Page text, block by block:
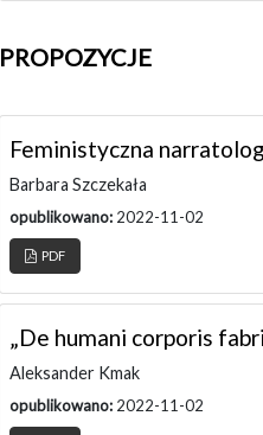
PROPOZYCJE
Feministyczna
Barbara Szczekała
opublikowano:2022-11-02
PDF
„De humani corporis
Aleksander Kmak
opublikowano:2022-11-02